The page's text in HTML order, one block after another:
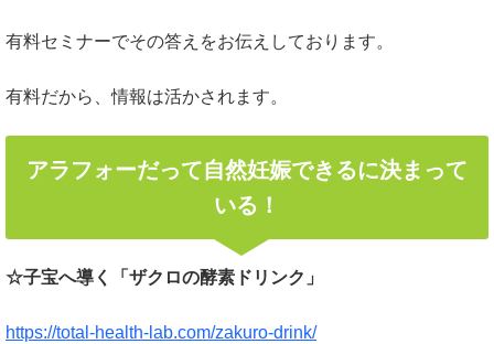
有料セミナーでその答えをお伝えしております。
有料だから、情報は活かされます。
アラフォーだって自然妊娠できるに決まって
いる！
☆子宝へ導く「ザクロの酵素ドリンク」
https://total-health-lab.com/zakuro-drink/